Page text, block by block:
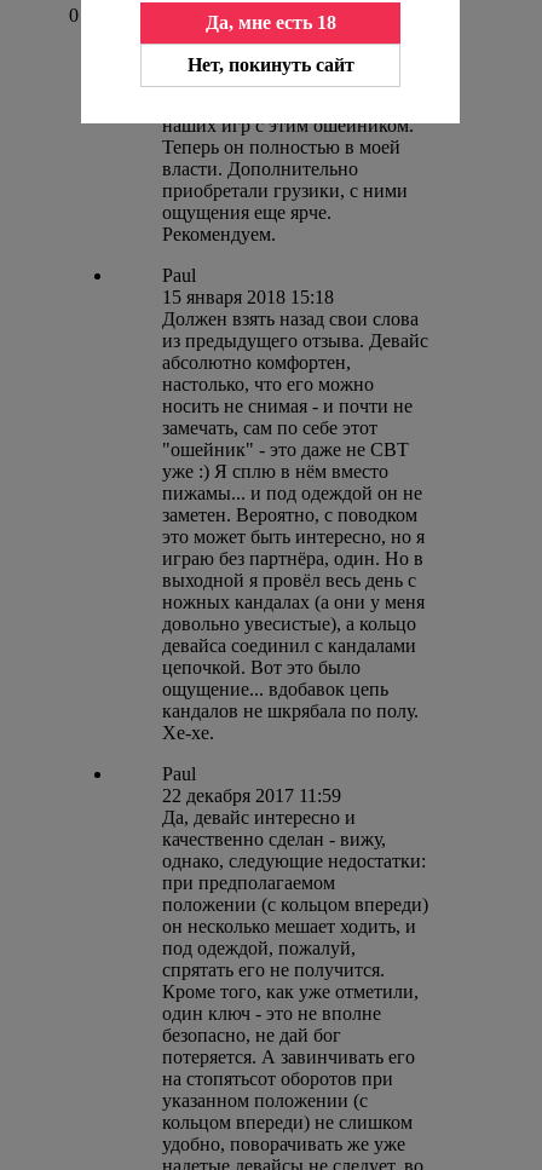
Да, мне есть 18
Нет, покинуть сайт
0
Госпожа
15 августа 2023 16:12
наших игр с этим ошейником.
Теперь он полностью в моей
власти. Дополнительно
приобретали грузики, с ними
ощущения еще ярче.
Рекомендуем.
Paul
15 января 2018 15:18
Должен взять назад свои слова
из предыдущего отзыва. Девайс
абсолютно комфортен,
настолько, что его можно
носить не снимая - и почти не
замечать, сам по себе этот
"ошейник" - это даже не СВТ
уже :) Я сплю в нём вместо
пижамы... и под одеждой он не
заметен. Вероятно, с поводком
это может быть интересно, но я
играю без партнёра, один. Но в
выходной я провёл весь день с
ножных кандалах (а они у меня
довольно увесистые), а кольцо
девайса соединил с кандалами
цепочкой. Вот это было
ощущение... вдобавок цепь
кандалов не шкрябала по полу.
Хе-хе.
Paul
22 декабря 2017 11:59
Да, девайс интересно и
качественно сделан - вижу,
однако, следующие недостатки:
при предполагаемом
положении (с кольцом впереди)
он несколько мешает ходить, и
под одеждой, пожалуй,
спрятать его не получится.
Кроме того, как уже отметили,
один ключ - это не вполне
безопасно, не дай бог
потеряется. А завинчивать его
на стопятьсот оборотов при
указанном положении (с
кольцом впереди) не слишком
удобно, поворачивать же уже
надетые девайсы не следует, во